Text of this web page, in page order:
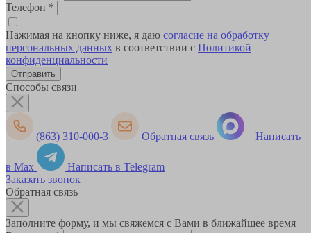
Телефон *
Нажимая на кнопку ниже, я даю согласие на обработку
персональных данных в соответствии с Политикой
конфиденциальности
Способы связи
(863) 310-000-3 Обратная связь Написать
в Max
Написать в Telegram
Заказать звонок
Обратная связь
Заполните форму, и мы свяжемся с Вами в ближайшее время